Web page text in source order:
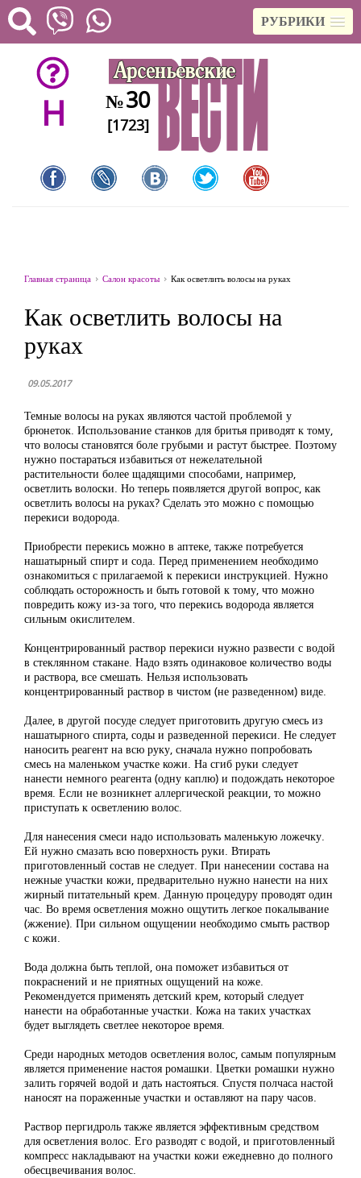
РУБРИКИ
H №30
[1723]
Главная страница Салон красоты Как осветлить волосы на руках
Как осветлить волосы на
руках
09.05.2017
Темные волосы на руках являются частой проблемой у
брюнеток. Использование станков для бритья приводят к тому,
что волосы становятся боле грубыми и растут быстрее. Поэтому
нужно постараться избавиться от нежелательной
растительности более щадящими способами, например,
осветлить волоски. Но теперь появляется другой вопрос, как
осветлить волосы на руках? Сделать это можно с помощью
перекиси водорода.
Приобрести перекись можно в аптеке, также потребуется
нашатырный спирт и сода. Перед применением необходимо
ознакомиться с прилагаемой к перекиси инструкцией. Нужно
соблюдать осторожность и быть готовой к тому, что можно
повредить кожу из-за того, что перекись водорода является
сильным окислителем.
Концентрированный раствор перекиси нужно развести с водой
в стеклянном стакане. Надо взять одинаковое количество воды
и раствора, все смешать. Нельзя использовать
концентрированный раствор в чистом (не разведенном) виде.
Далее, в другой посуде следует приготовить другую смесь из
нашатырного спирта, соды и разведенной перекиси. Не следует
наносить реагент на всю руку, сначала нужно попробовать
смесь на маленьком участке кожи. На сгиб руки следует
нанести немного реагента (одну каплю) и подождать некоторое
время. Если не возникнет аллергической реакции, то можно
приступать к осветлению волос.
Для нанесения смеси надо использовать маленькую ложечку.
Ей нужно смазать всю поверхность руки. Втирать
приготовленный состав не следует. При нанесении состава на
нежные участки кожи, предварительно нужно нанести на них
жирный питательный крем. Данную процедуру проводят один
час. Во время осветления можно ощутить легкое покалывание
(жжение). При сильном ощущении необходимо смыть раствор
с кожи.
Вода должна быть теплой, она поможет избавиться от
покраснений и не приятных ощущений на коже.
Рекомендуется применять детский крем, который следует
нанести на обработанные участки. Кожа на таких участках
будет выглядеть светлее некоторое время.
Среди народных методов осветления волос, самым популярным
является применение настоя ромашки. Цветки ромашки нужно
залить горячей водой и дать настояться. Спустя полчаса настой
наносят на пораженные участки и оставляют на пару часов.
Раствор пергидроль также является эффективным средством
для осветления волос. Его разводят с водой, и приготовленный
компресс накладывают на участки кожи ежедневно до полного
обесцвечивания волос.